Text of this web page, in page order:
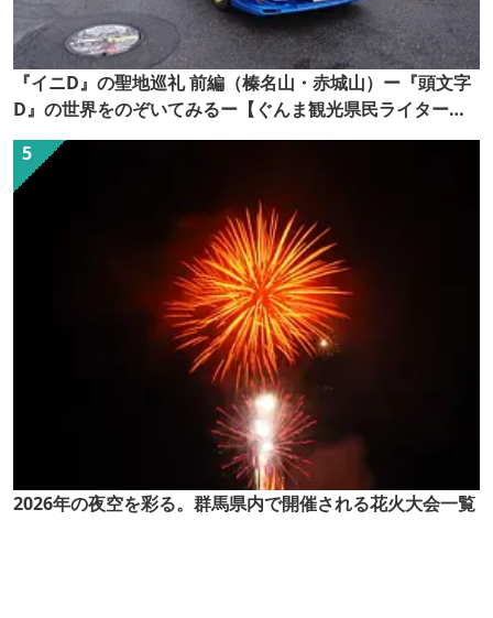
『イニD』の聖地巡礼 前編（榛名山・赤城山）ー『頭文字
D』の世界をのぞいてみるー【ぐんま観光県民ライター
（ぐん記者）】
2026年の夜空を彩る。群馬県内で開催される花火大会一覧